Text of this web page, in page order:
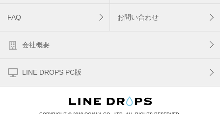
FAQ お問い合わせ
会社概要
LINE DROPS PC版